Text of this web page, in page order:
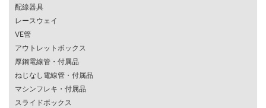
配線器具
レースウェイ
VE管
アウトレットボックス
厚鋼電線管・付属品
ねじなし電線管・付属品
マシンフレキ・付属品
スライドボックス